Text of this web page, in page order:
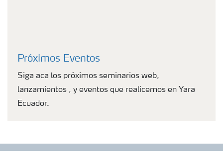
Próximos Eventos
Siga aca los próximos seminarios web,
lanzamientos , y eventos que realicemos en Yara
Ecuador.